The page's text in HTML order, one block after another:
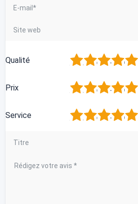
Qualité 5
4
3
2
Prix 5
4
3
2
Service 5
4
3
2